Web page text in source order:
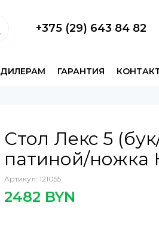
+375 (29) 643 84 82
ДИЛЕРАМ ГАРАНТИЯ
Стол Лекс 5
патиной/ножка
Артикул: 121055
2482 BYN